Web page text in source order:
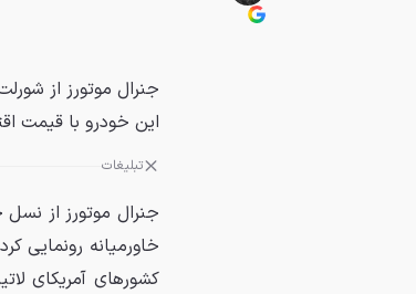
جنرال موتورز از
این خودرو با قیمت
تبلیغات
جنرال موتورز از نسل
خاورمیانه رونمایی
کشورهای آمریکای